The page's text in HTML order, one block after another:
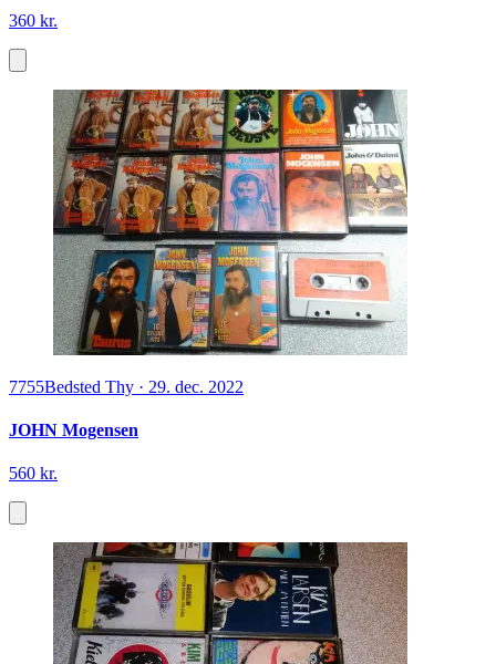
360 kr.
7755Bedsted Thy · 29. dec. 2022
JOHN Mogensen
560 kr.